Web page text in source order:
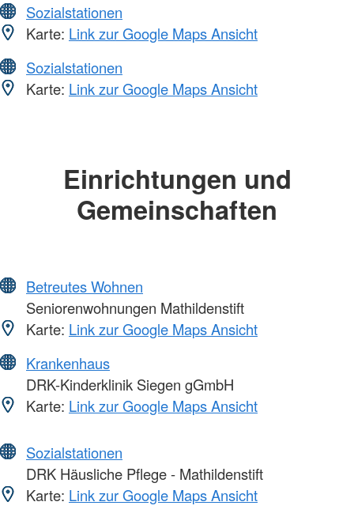
Sozialstationen
Karte: Link zur Google Maps Ansicht
Sozialstationen
Karte: Link zur Google Maps Ansicht
Einrichtungen und
Gemeinschaften
Betreutes Wohnen
Seniorenwohnungen Mathildenstift
Karte: Link zur Google Maps Ansicht
Krankenhaus
DRK-Kinderklinik Siegen gGmbH
Karte: Link zur Google Maps Ansicht
Sozialstationen
DRK Häusliche Pflege - Mathildenstift
Karte: Link zur Google Maps Ansicht